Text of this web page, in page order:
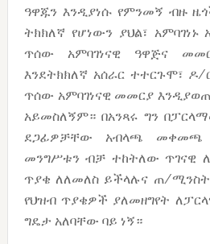
ዓዋጁን እንዲያነሱ የምንመኝ ብዙ
ትክክለኛ የሆነውን ያህል፣
ጥሰው አምባገነናዊ ዓዋጅና
እንደትክክለኛ አሰራር ተተርጉሞ፣
ጥሰው አምባገነናዊ መመርያ
አይመስለኝም። በአንጻሩ ግን
ደጋፊዎቻቸው አብላጫ መቀመጫ
መንግሥቱን ብቻ ተከትለው ጥገናዊ
ጥያቄ ለለመለስ ይችላሉና ጠ/
የህዝብ ጥያቄዎች ያለመዘግየት
ግዴታ አለባቸው ባይ ነኝ።